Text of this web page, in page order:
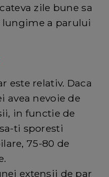
zile bune sa
a parului
este relativ. Daca
avea nevoie de
in functie de
ti sporesti
75-80 de
extensii de par